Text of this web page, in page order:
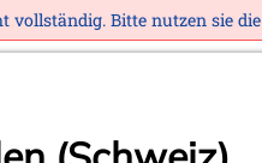
vollständig. Bitte nutzen sie die